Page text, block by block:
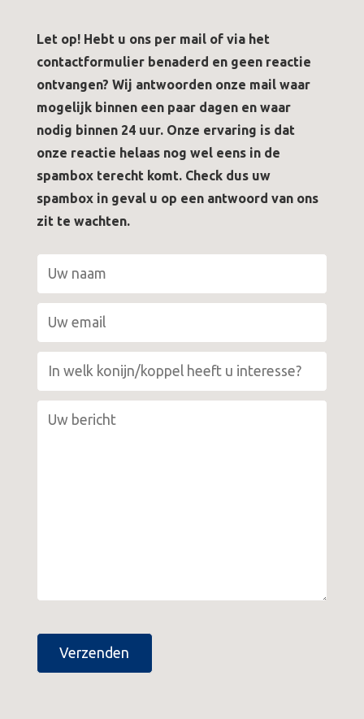
Let op! Hebt u ons per mail of via het
contactformulier benaderd en geen reactie
ontvangen? Wij antwoorden onze mail waar
mogelijk binnen een paar dagen en waar
nodig binnen 24 uur. Onze ervaring is dat
onze reactie helaas nog wel eens in de
spambox terecht komt. Check dus uw
spambox in geval u op een antwoord van ons
zit te wachten.